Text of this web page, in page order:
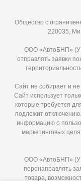
Общество с
220035,
ООО «АвтоБНП»
отправлять заявки
Сайт не собирает и
Сайт использует
которые требуется
подлежит
информацию о
маркетинговых
ООО «АвтоБНП»
перенаправлять
товара,